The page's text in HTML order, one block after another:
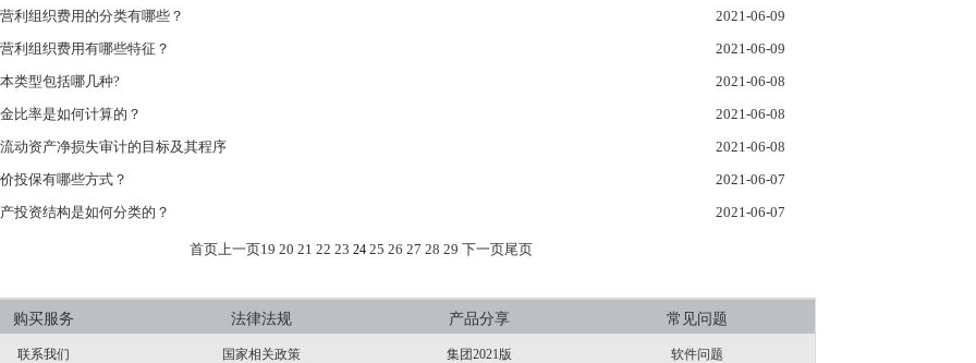
利组织费用的分类有哪些？
2021-06-09
利组织费用有哪些特征？
2021-06-09
类型包括哪几种?
2021-06-08
比率是如何计算的？
2021-06-08
动资产净损失审计的目标及其程序
2021-06-08
投保有哪些方式？
2021-06-07
投资结构是如何分类的？
2021-06-07
首页上一页19 20 21 22 23 24 25 26 27 28 29 下一页尾页
购买服务
联系我们
法律法规
国家相关政策
产品分享
集团2021版
常见问题
软件问题